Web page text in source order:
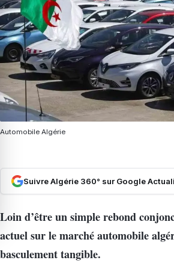
Automobile Algérie
Suivre Algérie 360° sur Google
Loin d’être un simple rebond
actuel sur le marché automobile
basculement tangible.